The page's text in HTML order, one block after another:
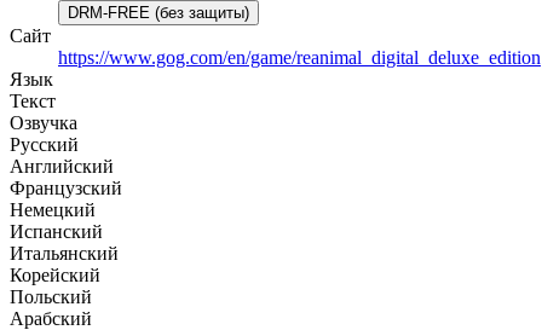
DRM-FREE (без защиты)
Сайт
https://www.gog.com/en/game/reanimal_digital_deluxe_edition
Язык
Текст
Озвучка
Русский
Английский
Французский
Немецкий
Испанский
Итальянский
Корейский
Польский
Арабский